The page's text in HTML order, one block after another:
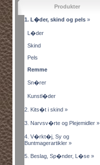
Produkter
1. L�der, skind og pels »
L�der
Skind
Pels
Remme
Sn�rer
Kunstl�der
2. Kits�t i skind »
3. Narvsv�rte og Plejemidler »
4. V�rkt�j, Sy og
Buntmagerartikler »
5. Beslag, Sp�nder, L�se »